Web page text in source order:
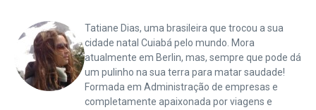
Tatiane Dias, uma brasileira que trocou a sua
cidade natal Cuiabá pelo mundo. Mora
atualmente em Berlin, mas, sempre que pode dá
um pulinho na sua terra para matar saudade!
Formada em Administração de empresas e
completamente apaixonada por viagens e